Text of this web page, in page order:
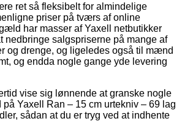
ret så fleksibelt for almindelige
priser på tværs af online
har masser af Yaxell netbutikker
nedbringe salgspriserne på mange af
og drenge, og ligeledes også til mænd
og endda nogle gange yde levering
vise sig lønnende at granske nogle
på Yaxell Ran – 15 cm urtekniv – 69 lag
sådan at du er tryg ved at indhente